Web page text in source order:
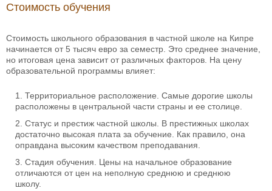
Стоимость обучения
Стоимость школьного образования в частной школе на Кипре
начинается от 5 тысяч евро за семестр. Это среднее значение,
но итоговая цена зависит от различных факторов. На цену
образовательной программы влияет:
Территориальное расположение. Самые дорогие школы
расположены в центральной части страны и ее столице.
Статус и престиж частной школы. В престижных школах
достаточно высокая плата за обучение. Как правило, она
оправдана высоким качеством преподавания.
Стадия обучения. Цены на начальное образование
отличаются от цен на неполную среднюю и среднюю
школу.